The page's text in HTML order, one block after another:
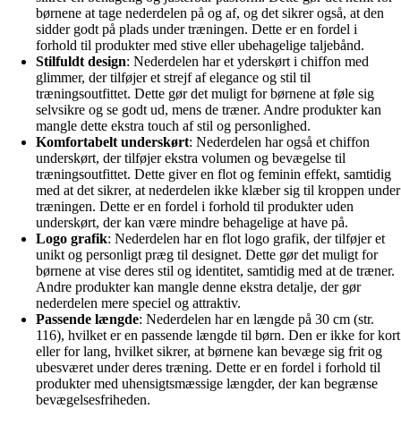
børnene at tage nederdelen på og af, og det sikrer også, at den
sidder godt på plads under træningen. Dette er en fordel i
forhold til produkter med stive eller ubehagelige taljebånd.
Stilfuldt design: Nederdelen har et yderskørt i chiffon med
glimmer, der tilføjer et strejf af elegance og stil til
træningsoutfittet. Dette gør det muligt for børnene at føle sig
selvsikre og se godt ud, mens de træner. Andre produkter kan
mangle dette ekstra touch af stil og personlighed.
Komfortabelt underskørt: Nederdelen har også et chiffon
underskørt, der tilføjer ekstra volumen og bevægelse til
træningsoutfittet. Dette giver en flot og feminin effekt, samtidig
med at det sikrer, at nederdelen ikke klæber sig til kroppen under
træningen. Dette er en fordel i forhold til produkter uden
underskørt, der kan være mindre behagelige at have på.
Logo grafik: Nederdelen har en flot logo grafik, der tilføjer et
unikt og personligt præg til designet. Dette gør det muligt for
børnene at vise deres stil og identitet, samtidig med at de træner.
Andre produkter kan mangle denne ekstra detalje, der gør
nederdelen mere speciel og attraktiv.
Passende længde: Nederdelen har en længde på 30 cm (str.
116), hvilket er en passende længde til børn. Den er ikke for kort
eller for lang, hvilket sikrer, at børnene kan bevæge sig frit og
ubesværet under deres træning. Dette er en fordel i forhold til
produkter med uhensigtsmæssige længder, der kan begrænse
bevægelsesfriheden.